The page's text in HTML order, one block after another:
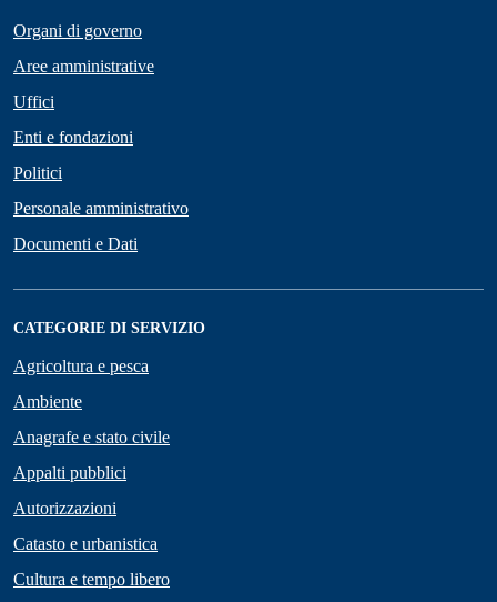
Organi di governo
Aree amministrative
Uffici
Enti e fondazioni
Politici
Personale amministrativo
Documenti e Dati
CATEGORIE DI SERVIZIO
Agricoltura e pesca
Ambiente
Anagrafe e stato civile
Appalti pubblici
Autorizzazioni
Catasto e urbanistica
Cultura e tempo libero